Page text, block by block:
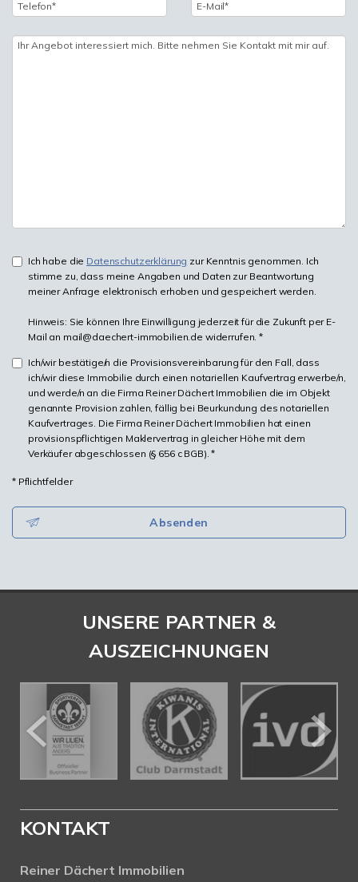
Ich habe die Datenschutzerklärung zur Kenntnis genommen. Ich
stimme zu, dass meine Angaben und Daten zur Beantwortung
meiner Anfrage elektronisch erhoben und gespeichert werden.
Hinweis: Sie können Ihre Einwilligung jederzeit für die Zukunft per E-
Mail an mail@daechert-immobilien.de widerrufen. *
Ich/wir bestätige/n die Provisionsvereinbarung für den Fall, dass
ich/wir diese Immobilie durch einen notariellen Kaufvertrag erwerbe/n,
und werde/n an die Firma Reiner Dächert Immobilien die im Objekt
genannte Provision zahlen, fällig bei Beurkundung des notariellen
Kaufvertrages. Die Firma Reiner Dächert Immobilien hat einen
provisionspflichtigen Maklervertrag in gleicher Höhe mit dem
Verkäufer abgeschlossen (§ 656 c BGB). *
* Pflichtfelder
Absenden
UNSERE PARTNER &
AUSZEICHNUNGEN
KONTAKT
Reiner Dächert Immobilien